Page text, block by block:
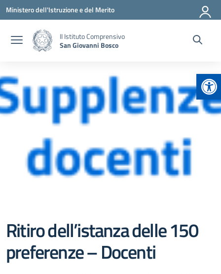
Vai ai contenuti
Vai al menu di navigazione
Vai al footer
Ministero dell'Istruzione e del Merito
II Istituto Comprensivo
San Giovanni Bosco
Ritiro dell’istanza delle 150
preferenze – Docenti